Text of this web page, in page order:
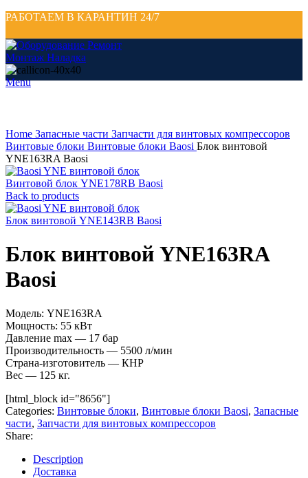
РАБОТАЕМ В КАРАНТИН 24/7
Menu
Home Запасные части Запчасти для винтовых компрессоров
Винтовые блоки Винтовые блоки Baosi Блок винтовой
YNE163RA Baosi
Винтовой блок YNE178RB Baosi
Back to products
Блок винтовой YNE143RB Baosi
Блок винтовой YNE163RA
Baosi
Модель: YNE163RA
Мощность: 55 кВт
Давление max — 17 бар
Производительность — 5500 л/мин
Страна-изготовитель — КНР
Вес — 125 кг.
[html_block id="8656"]
Categories: Винтовые блоки, Винтовые блоки Baosi, Запасные
части, Запчасти для винтовых компрессоров
Share:
Description
Доставка